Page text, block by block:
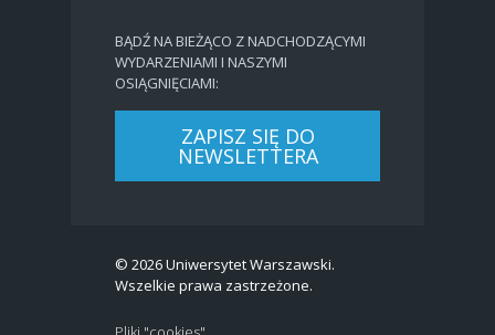
BĄDŹ NA BIEŻĄCO Z NADCHODZĄCYMI
WYDARZENIAMI I NASZYMI
OSIĄGNIĘCIAMI:
ZAPISZ SIĘ DO
NEWSLETTERA
© 2026 Uniwersytet Warszawski.
Wszelkie prawa zastrzeżone.